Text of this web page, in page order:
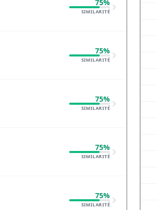
75%
SIMILARITÉ
75%
SIMILARITÉ
75%
SIMILARITÉ
75%
SIMILARITÉ
75%
SIMILARITÉ